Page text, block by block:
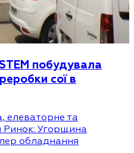
побудувала
сої в
елеваторне та
Ринок: Угорщина
обладнання